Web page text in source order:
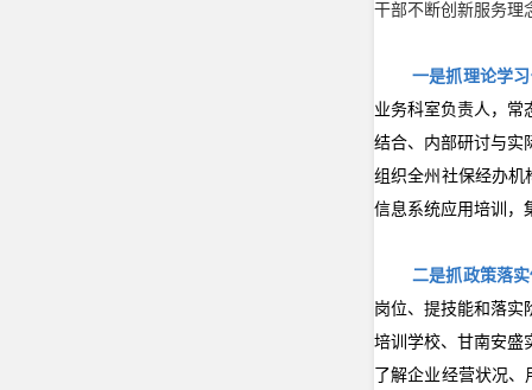
干部不断创新服务理
一是抓理论学
业务科室负责人，常
结合、内部研讨与实
组织全州社保经办机
信息系统应用培训，
二是抓政策落
岗位、提技能和落实
培训学校、甘南安盛
了解企业经营状况